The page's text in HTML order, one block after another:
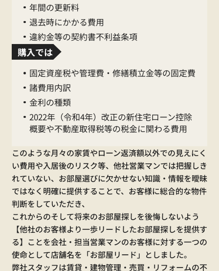
平素は格別のご高配を賜り、厚く御礼申し上げ
ます。
誠に勝手ながら、下記日程においてGW
為、休業となります。
休 業 期 間
2026年5月2日（土）～5
6日（水）
（全店舗）
【くらしーど24ご加入のお客様】
水漏れ・不具合等の緊急時連絡先
年間の更新料
退去時にかかる費用
違約金等の契約書不利益条項
購入では
固定資産税や管理費・修繕積立金等の固定費
諸費用内訳
金利の種類
2022年（令和4年）改正の新住宅ローン控除
概要や不動産取得税等の税金に関わる費用
このような月々の家賃やローン返済額以外での見えにく
い費用や入居後のリスク等、他社営業マンでは把握しき
れていない、お部屋選びに欠かせない知識・情報を曖昧
ではなく明確に提供することで、お客様に総合的な物件
判断をしていただき、
これからのそして将来のお部屋探しを後悔しないよう
【他社のお客様より一歩リードしたお部屋探しを提供す
る】ことを会社・担当営業マンのお客様に対する一つの
使命として店舗名を「お部屋リード」としました。
弊社スタッフは賃貸・建物管理・売買・リフォームの不